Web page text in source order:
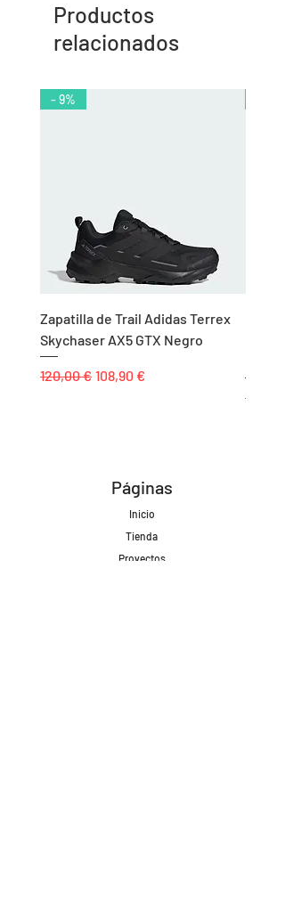
Productos
relacionados
- 9%
Zapatilla de Trail Adidas Terrex
Skychaser AX5 GTX Negro
Precio
120,00 € Precio de oferta
108,90 €
Precio
25,00 €
Páginas
Inicio
Tienda
Proyectos